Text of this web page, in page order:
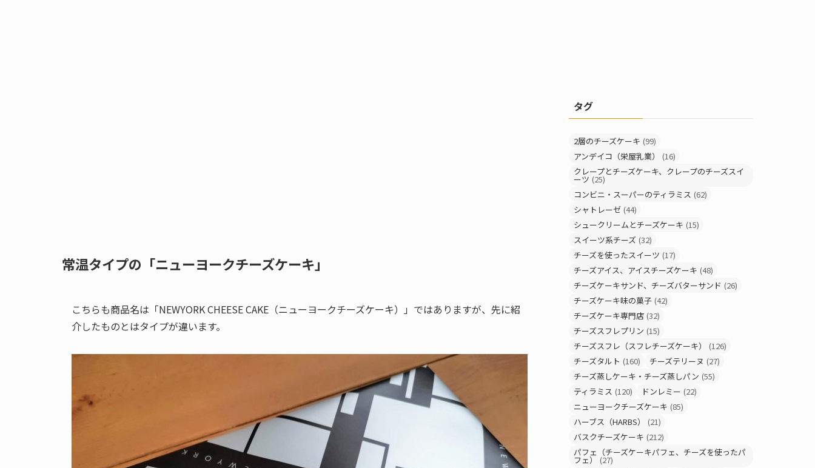
常温タイプの「ニューヨークチーズケーキ」
こちらも商品名は「NEWYORK CHEESE CAKE（ニューヨークチーズケーキ）」ではありますが、先に紹
介したものとはタイプが違います。
タグ
2層のチーズケーキ (99)
アンデイコ（栄屋乳業）
(16)
クレープとチーズケーキ、クレープのチーズスイ
ーツ (25)
コンビニ・スーパーのティラミス (62)
シャトレーゼ (44)
シュークリームとチーズケーキ (15)
スイーツ系チーズ (32)
チーズを使ったスイーツ (17)
チーズアイス、アイスチーズケーキ (48)
チーズケーキサンド、チーズバターサンド (26)
チーズケーキ味の菓子 (42)
チーズケーキ専門店 (32)
チーズスフレプリン (15)
チーズスフレ（スフレチーズケーキ）
(126)
チーズタルト (160) チーズテリーヌ (27)
チーズ蒸しケーキ・チーズ蒸しパン (55)
ティラミス (120) ドンレミー (22)
ニューヨークチーズケーキ (85)
ハーブス（HARBS）
(21)
バスクチーズケーキ (212)
パフェ（チーズケーキパフェ、チーズを使ったパ
フェ） (27)